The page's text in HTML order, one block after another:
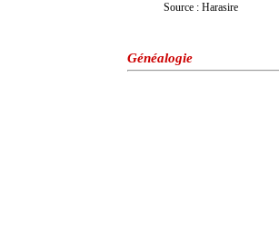
Source : Harasire
Généalogie